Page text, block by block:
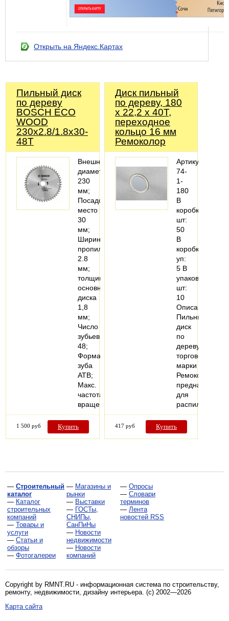
Открыть на Яндекс.Картах
Пильный диск
по дереву
BOSCH ECO
WOOD
230x2.8/1.8x30-
48T
Внешний
диаметр
230
мм;
Посадочное
место
30
мм;
Ширина
пропила
2.8
мм;
толщина
основного
диска
1,8
мм;
Число
зубьев
48;
Форма
зуба
ATB;
Макс.
частота
вращения…
1 500 руб Купить
Диск пильный
по дереву, 180
x 22,2 x 40T,
переходное
кольцо 16 мм
Ремоколор
Артикул:
74-
1-
180
В
коробке,
шт:
50
В
коробке,
уп:
5 В
упаковке,
шт:
10
Описание:
Пильный
диск
по
дереву
торговой
марки
Ремоколор
предназначен
для
распиловки…
417 руб Купить
— Строительный
каталог
— Каталог
строительных
компаний
— Товары и
услуги
— Статьи и
обзоры
— Фотогалереи
— Магазины и
рынки
— Выставки
— ГОСТы,
СНИПы,
СанПиНы
— Новости
недвижимости
— Новости
компаний
— Опросы
— Словари
терминов
— Лента
новостей RSS
Copyright by RMNT.RU - информационная система по строительству,
ремонту, недвижимости, дизайну интерьера. (c) 2002—2026
Карта сайта